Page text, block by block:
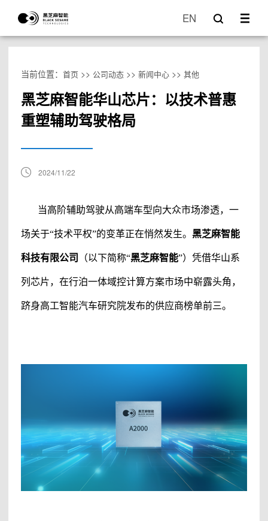
EN
当前位置： 首页 >> 公司动态>> 新闻中心>> 其他
黑芝麻智能华山芯片：以技术普惠
重塑辅助驾驶格局
2024/11/22
当高阶辅助驾驶从高端车型向大众市场渗透，一
场关于“技术平权”的变革正在悄然发生。 黑芝麻智能
科技有限公司 （以下简称“黑芝麻智能”） 凭借华山系
列芯片，在行泊一体域控计算方案市场中崭露头角，
跻身高工智能汽车研究院发布的供应商榜单前三。